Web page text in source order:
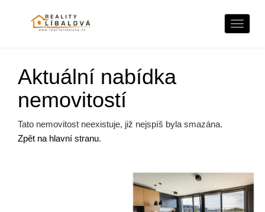
Aktuální nabídka
nemovitostí
Tato nemovitost neexistuje, již nejspíš byla smazána.
Zpět na hlavní stranu.